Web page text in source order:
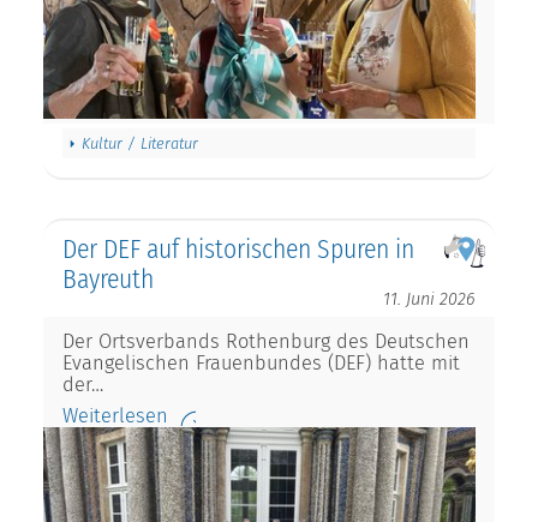
Kultur / Literatur
Der DEF auf historischen Spuren in
Bayreuth
11. Juni 2026
Der Ortsverbands Rothenburg des Deutschen
Evangelischen Frauenbundes (DEF) hatte mit
der…
Weiterlesen